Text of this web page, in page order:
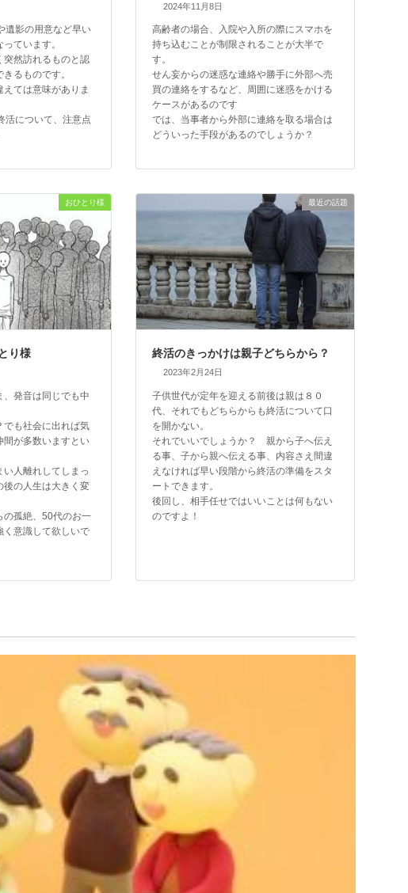
遺影の用意など早い
ています。
突然訪れるものと認
るものです。
ては意味がありま
活について、注意点
2024年11月8日
高齢者の場合、入院や入所の際にスマホを
持ち込むことが制限されることが大半で
す。
せん妄からの迷惑な連絡や勝手に外部へ売
買の連絡をするなど、周囲に迷惑をかける
ケースがあるのです
では、当事者から外部に連絡を取る場合は
どういった手段があるのでしょうか？
おひとり様
り様
、発音は同じでも中
でも社会に出れば気
間が多数いますとい
い人離れしてしまっ
後の人生は大きく変
の孤絶、50代のお一
く意識して欲しいで
最近の話題
終活のきっかけは親子どちらから？
2023年2月24日
子供世代が定年を迎える前後は親は８０
代、それでもどちらからも終活について口
を開かない。
それでいいでしょうか？ 親から子へ伝え
る事、子から親へ伝える事、内容さえ間違
えなければ早い段階から終活の準備をスタ
ートできます。
後回し、相手任せではいいことは何もない
のですよ！